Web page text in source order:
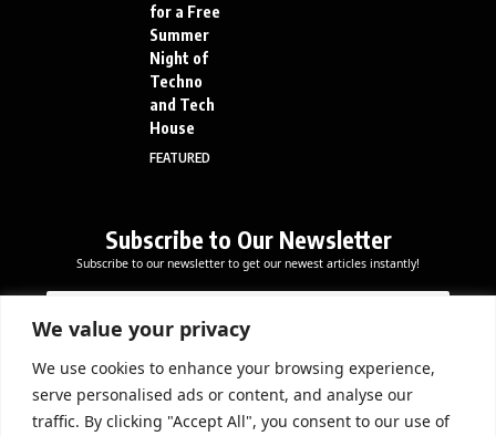
We value your privacy
We use cookies to enhance your browsing experience,
serve personalised ads or content, and analyse our
traffic. By clicking "Accept All", you consent to our use of
for a Free
Summer
Night of
Techno
and Tech
House
FEATURED
Subscribe to Our Newsletter
Subscribe to our newsletter to get our newest articles instantly!
m
i
l
m
a
l
E
m
a
i
*
Subscribe Now